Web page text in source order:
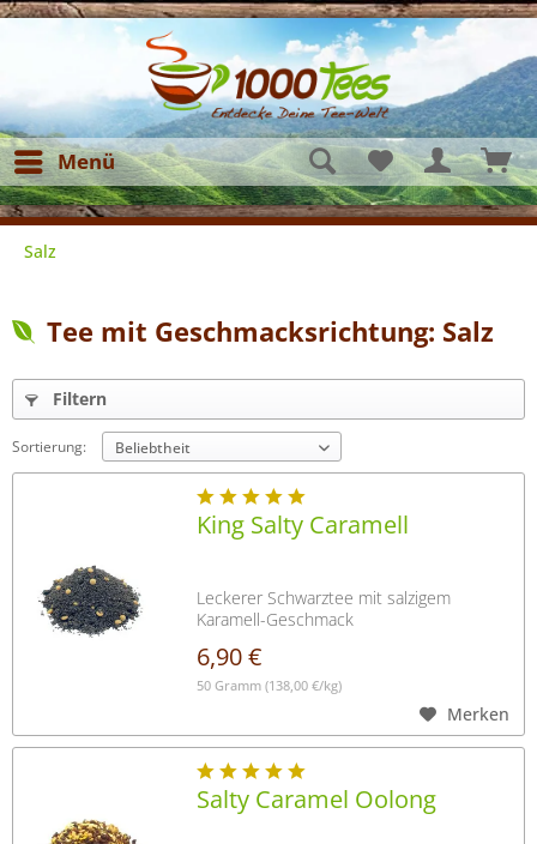
Menü
Salz
Tee mit Geschmacksrichtung: Salz
Filtern
Sortierung:
King Salty Caramell
Leckerer Schwarztee mit salzigem
Karamell-Geschmack
6,90 €
50 Gramm (138,00 €/kg)
Merken
Salty Caramel Oolong